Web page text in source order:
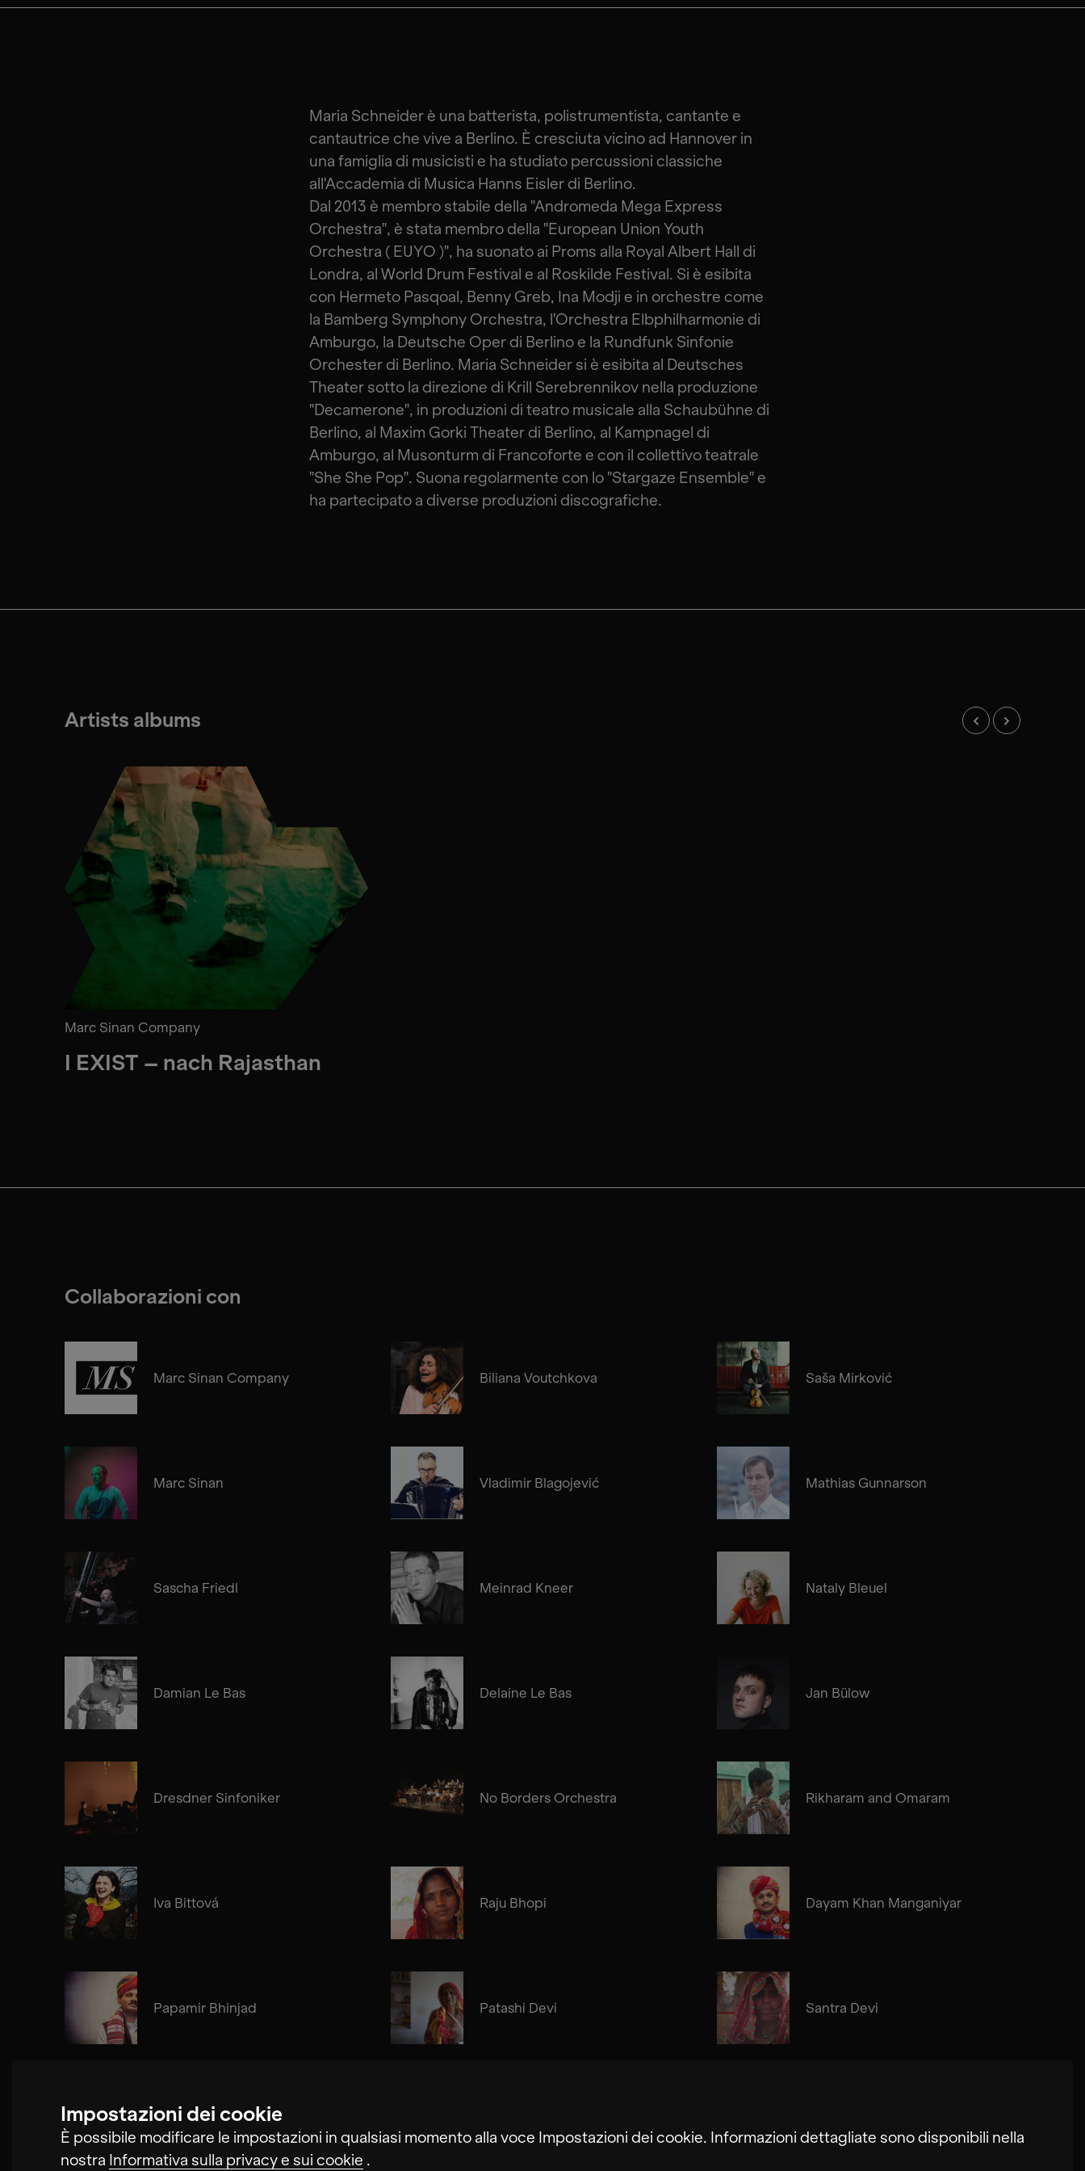
Impostazioni dei cookie
È possibile modificare le impostazioni in qualsiasi momento alla voce Impostazioni dei cookie. Informazioni dettagliate sono disponibili nella
nostra Informativa sulla privacy e sui cookie .
Maria Schneider è una batterista, polistrumentista, cantante e
cantautrice che vive a Berlino. È cresciuta vicino ad Hannover in
una famiglia di musicisti e ha studiato percussioni classiche
all'Accademia di Musica Hanns Eisler di Berlino.
Dal 2013 è membro stabile della "Andromeda Mega Express
Orchestra", è stata membro della "European Union Youth
Orchestra ( EUYO )", ha suonato ai Proms alla Royal Albert Hall di
Londra, al World Drum Festival e al Roskilde Festival. Si è esibita
con Hermeto Pasqoal, Benny Greb, Ina Modji e in orchestre come
la Bamberg Symphony Orchestra, l'Orchestra Elbphilharmonie di
Amburgo, la Deutsche Oper di Berlino e la Rundfunk Sinfonie
Orchester di Berlino. Maria Schneider si è esibita al Deutsches
Theater sotto la direzione di Krill Serebrennikov nella produzione
"Decamerone", in produzioni di teatro musicale alla Schaubühne di
Berlino, al Maxim Gorki Theater di Berlino, al Kampnagel di
Amburgo, al Musonturm di Francoforte e con il collettivo teatrale
"She She Pop". Suona regolarmente con lo "Stargaze Ensemble" e
ha partecipato a diverse produzioni discografiche.
Artists albums
Marc Sinan Company
I EXIST – nach Rajasthan
Collaborazioni con
Marc Sinan Company Biliana Voutchkova Saša Mirković
Marc Sinan Vladimir Blagojević Mathias Gunnarson
Sascha Friedl Meinrad Kneer Nataly Bleuel
Damian Le Bas Delaine Le Bas Jan Bülow
Dresdner Sinfoniker No Borders Orchestra Rikharam and Omaram
Iva Bittová Raju Bhopi Dayam Khan Manganiyar
Papamir Bhinjad Patashi Devi Santra Devi
Cosima Gerhardt